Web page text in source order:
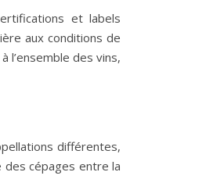
et labels
aux conditions de
l’ensemble des vins,
différentes,
cépages entre la